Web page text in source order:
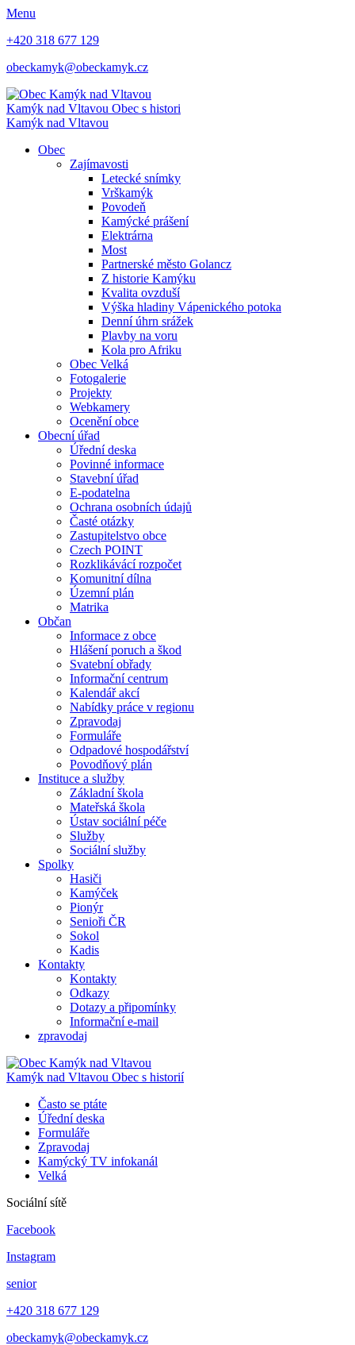
Menu
+420 318 677 129
obeckamyk@obeckamyk.cz
Kamýk nad Vltavou Obec s histori
Kamýk nad Vltavou
Obec
Zajímavosti
Letecké snímky
Vrškamýk
Povodeň
Kamýcké prášení
Elektrárna
Most
Partnerské město Golancz
Z historie Kamýku
Kvalita ovzduší
Výška hladiny Vápenického potoka
Denní úhrn srážek
Plavby na voru
Kola pro Afriku
Obec Velká
Fotogalerie
Projekty
Webkamery
Ocenění obce
Obecní úřad
Úřední deska
Povinné informace
Stavební úřad
E-podatelna
Ochrana osobních údajů
Časté otázky
Zastupitelstvo obce
Czech POINT
Rozklikávácí rozpočet
Komunitní dílna
Územní plán
Matrika
Občan
Informace z obce
Hlášení poruch a škod
Svatební obřady
Informační centrum
Kalendář akcí
Nabídky práce v regionu
Zpravodaj
Formuláře
Odpadové hospodářství
Povodňový plán
Instituce a služby
Základní škola
Mateřská škola
Ústav sociální péče
Služby
Sociální služby
Spolky
Hasiči
Kamýček
Pionýr
Senioři ČR
Sokol
Kadis
Kontakty
Kontakty
Odkazy
Dotazy a připomínky
Informační e-mail
zpravodaj
Kamýk nad Vltavou Obec s historií
Často se ptáte
Úřední deska
Formuláře
Zpravodaj
Kamýcký TV infokanál
Velká
Sociální sítě
Facebook
Instagram
senior
+420 318 677 129
obeckamyk@obeckamyk.cz